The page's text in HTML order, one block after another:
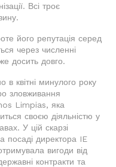
Всі троє
його репутація серед
через численні
досить довго.
в квітні минулого року
зловживання
Limpias, яка
своєю діяльністю у
У цій скарзі
посаді директора IE
вигоди від
контракти та